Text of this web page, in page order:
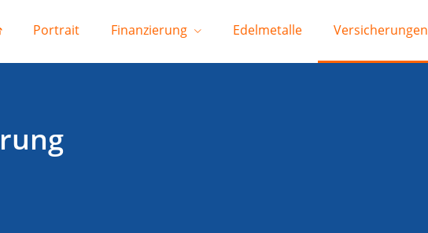
Portrait Finanzierung Edelmetalle Versicherungen